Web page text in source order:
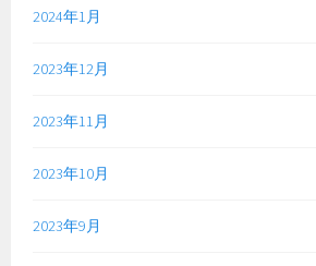
2024年1月
2023年12月
2023年11月
2023年10月
2023年9月